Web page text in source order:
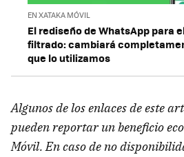
EN XATAKA MÓVIL
El rediseño de WhatsApp para
filtrado: cambiará
que lo utilizamos
Algunos de los enlaces de este
pueden reportar un beneficio
Móvil. En caso de no